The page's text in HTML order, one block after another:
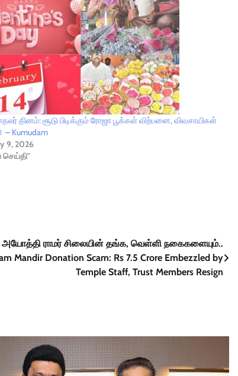
தினம்: சூடு பிடிக்கும் ரோஜா பூக்கள் விற்பனை, விவசாயிகள்
– Kumudam
9, 2026
செய்தி"
அயோத்தி ராமர் சிலையின் தங்க, வெள்ளி நகைகளையும்..
Mandir Donation Scam: Rs 7.5 Crore Embezzled by
Temple Staff, Trust Members Resign